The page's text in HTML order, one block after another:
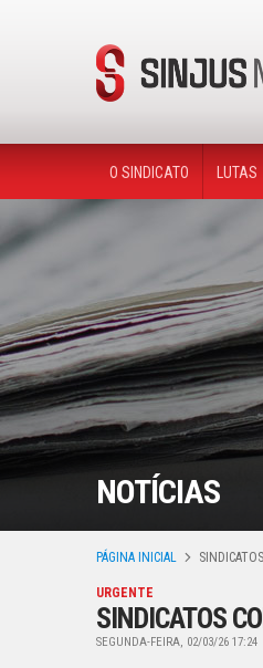
O SINDICATO LUTAS
NOTÍCIAS
PÁGINA INICIAL
URGENTE
SINDICATOS
SEGUNDA-FEIRA, 02/03/26 17:24